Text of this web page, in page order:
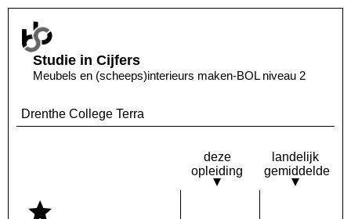
Studie in Cijfers
Meubels en (scheeps)interieurs maken-BOL niveau 2
Drenthe College Terra
deze
opleiding
landelijk
gemiddelde